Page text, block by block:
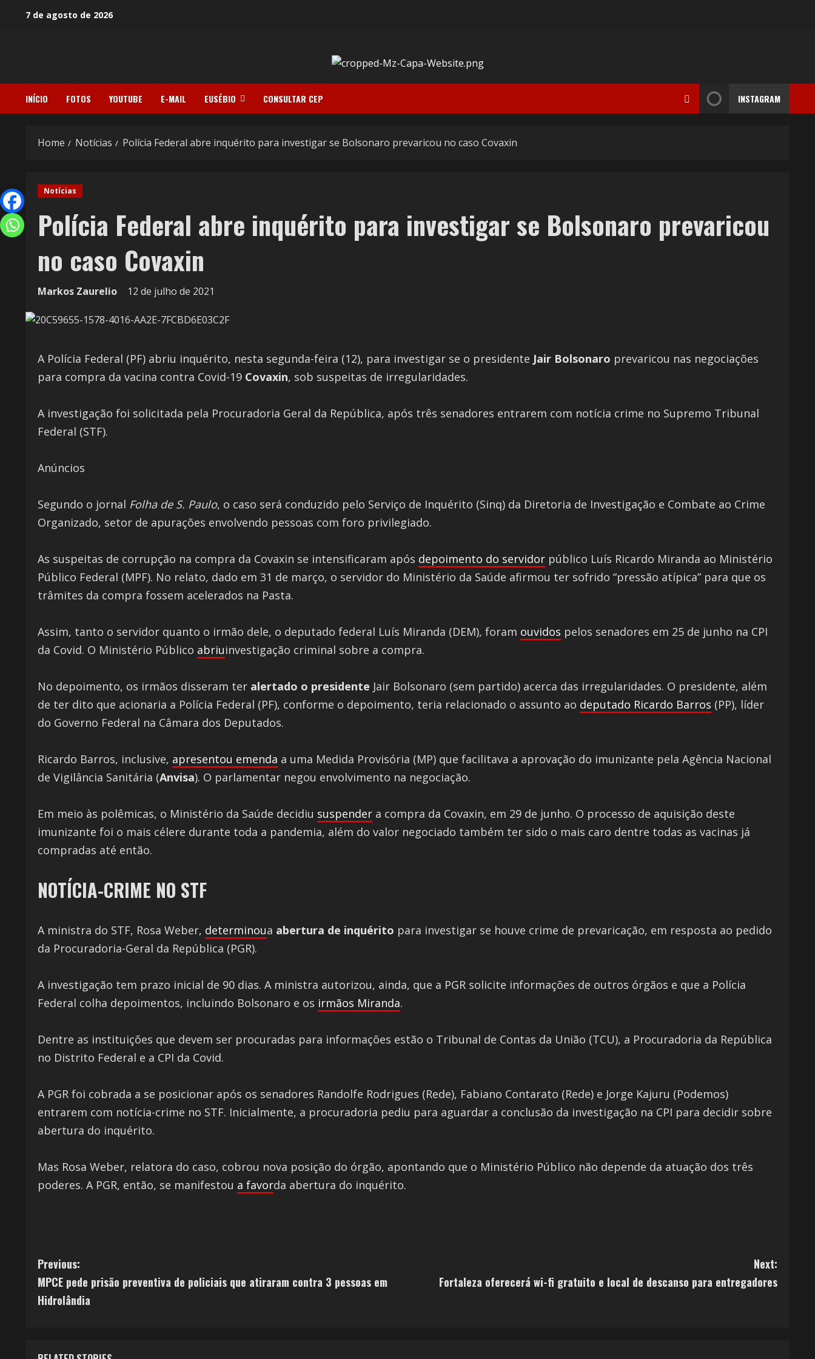
7 de agosto de 2026
INÍCIO FOTOS YOUTUBE E-MAIL EUSÉBIO CONSULTAR CEP INSTAGRAM
Home Notícias Polícia Federal abre inquérito para investigar se Bolsonaro prevaricou no caso Covaxin
Notícias
Polícia Federal abre inquérito para investigar se Bolsonaro prevaricou
no caso Covaxin
Markos Zaurelio 12 de julho de 2021
A Polícia Federal (PF) abriu inquérito, nesta segunda-feira (12), para investigar se o presidente Jair Bolsonaro prevaricou nas negociações
para compra da vacina contra Covid-19 Covaxin, sob suspeitas de irregularidades.
A investigação foi solicitada pela Procuradoria Geral da República, após três senadores entrarem com notícia crime no Supremo Tribunal
Federal (STF).
Anúncios
Segundo o jornal Folha de S. Paulo, o caso será conduzido pelo Serviço de Inquérito (Sinq) da Diretoria de Investigação e Combate ao Crime
Organizado, setor de apurações envolvendo pessoas com foro privilegiado.
As suspeitas de corrupção na compra da Covaxin se intensificaram após depoimento do servidor público Luís Ricardo Miranda ao Ministério
Público Federal (MPF). No relato, dado em 31 de março, o servidor do Ministério da Saúde afirmou ter sofrido “pressão atípica” para que os
trâmites da compra fossem acelerados na Pasta.
Assim, tanto o servidor quanto o irmão dele, o deputado federal Luís Miranda (DEM), foram ouvidos pelos senadores em 25 de junho na CPI
da Covid. O Ministério Público abriuinvestigação criminal sobre a compra.
No depoimento, os irmãos disseram ter alertado o presidente Jair Bolsonaro (sem partido) acerca das irregularidades. O presidente, além
de ter dito que acionaria a Polícia Federal (PF), conforme o depoimento, teria relacionado o assunto ao deputado Ricardo Barros (PP), líder
do Governo Federal na Câmara dos Deputados.
Ricardo Barros, inclusive, apresentou emenda a uma Medida Provisória (MP) que facilitava a aprovação do imunizante pela Agência Nacional
de Vigilância Sanitária (Anvisa). O parlamentar negou envolvimento na negociação.
Em meio às polêmicas, o Ministério da Saúde decidiu suspender a compra da Covaxin, em 29 de junho. O processo de aquisição deste
imunizante foi o mais célere durante toda a pandemia, além do valor negociado também ter sido o mais caro dentre todas as vacinas já
compradas até então.
NOTÍCIA-CRIME NO STF
A ministra do STF, Rosa Weber, determinoua abertura de inquérito para investigar se houve crime de prevaricação, em resposta ao pedido
da Procuradoria-Geral da República (PGR).
A investigação tem prazo inicial de 90 dias. A ministra autorizou, ainda, que a PGR solicite informações de outros órgãos e que a Polícia
Federal colha depoimentos, incluindo Bolsonaro e os irmãos Miranda.
Dentre as instituições que devem ser procuradas para informações estão o Tribunal de Contas da União (TCU), a Procuradoria da República
no Distrito Federal e a CPI da Covid.
A PGR foi cobrada a se posicionar após os senadores Randolfe Rodrigues (Rede), Fabiano Contarato (Rede) e Jorge Kajuru (Podemos)
entrarem com notícia-crime no STF. Inicialmente, a procuradoria pediu para aguardar a conclusão da investigação na CPI para decidir sobre
abertura do inquérito.
Mas Rosa Weber, relatora do caso, cobrou nova posição do órgão, apontando que o Ministério Público não depende da atuação dos três
poderes. A PGR, então, se manifestou a favorda abertura do inquérito.
Previous:
MPCE pede prisão preventiva de policiais que atiraram contra 3 pessoas em
Hidrolândia
Next:
Fortaleza oferecerá wi-fi gratuito e local de descanso para entregadores